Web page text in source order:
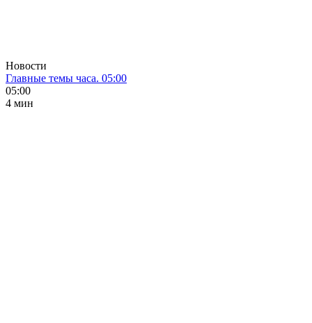
Новости
Главные темы часа. 05:00
05:00
4 мин